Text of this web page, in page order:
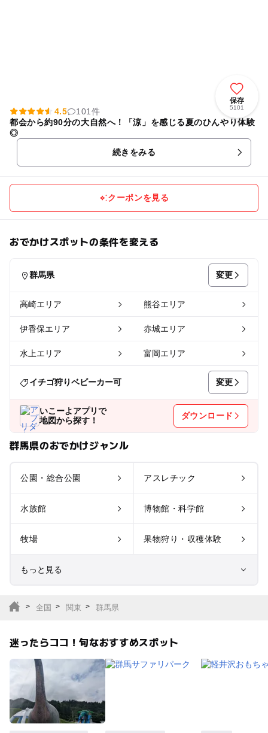
保存
5101
4.5
101件
都会から約90分の大自然へ！「涼」を感じる夏のひんやり体験
◎
続きをみる
クーポンを見る
おでかけスポットの条件を変える
群馬県 変更
高崎エリア 熊谷エリア
伊香保エリア 赤城エリア
水上エリア 富岡エリア
イチゴ狩りベビーカー可 変更
いこーよアプリで
地図から探す！
ダウンロード
群馬県のおでかけジャンル
公園・総合公園 アスレチック
水族館 博物館・科学館
牧場 果物狩り・収穫体験
もっと見る
サファリパーク
植物園・フラワーパー
ク
キャンプ場
全国 関東 群馬県
迷ったらココ！旬なおすすめスポット